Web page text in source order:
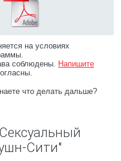
на условиях
соблюдены. Напишите
что делать дальше?
Сити"